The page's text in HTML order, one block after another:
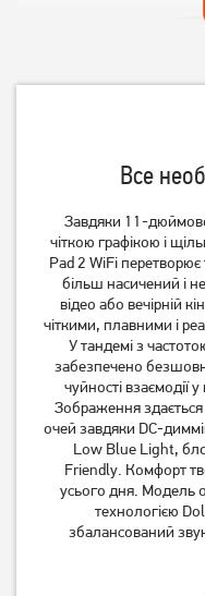
Планшет Lenovo Tab 4/
LTE Grey + Case
(ZAEJ0050UA)
8 999грн
Tab A11 Wi-Fi 8/128GB
Все
Завдяки 11-
чіткою графікою і
Pad 2 WiFi перетворює
більш насичений і
відео або вечірній
чіткими, плавними і
У тандемі з
забезпечено
чуйності взаємодії
Зображення
очей завдяки DC-
Low Blue Light,
Friendly. Комфорт
усього дня. Модель
технологією
збалансований